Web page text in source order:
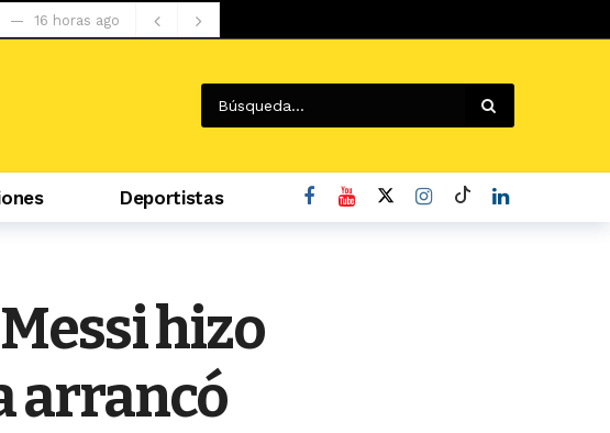
ago
Deportistas
hizo
arrancó